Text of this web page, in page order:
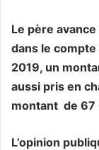
Le père
dans le compte
2019, un
aussi pris en
montant de 67
L’opinion